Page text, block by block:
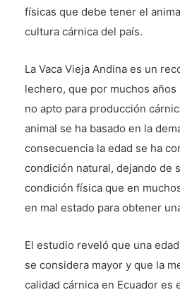
físicas que debe tener el
cultura cárnica del país.
La Vaca Vieja Andina es un
lechero, que por muchos
no apto para producción
animal se ha basado en la
consecuencia la edad se ha
condición natural, dejando de
condición física que en
en mal estado para obtener
El estudio reveló que una
se considera mayor y que la
calidad cárnica en Ecuador es